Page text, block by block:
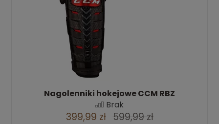
Nagolenniki hokejowe CCM RBZ
Brak
399,99 zł 599,99 zł